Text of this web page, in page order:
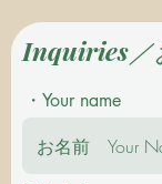
Inquiries／
・Your name